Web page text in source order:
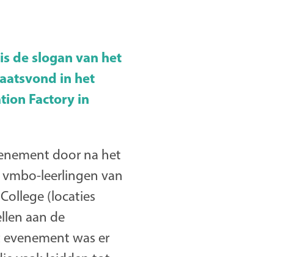
de slogan van het
in het
Factory in
door na het
leerlingen van
(locaties
aan de
was er